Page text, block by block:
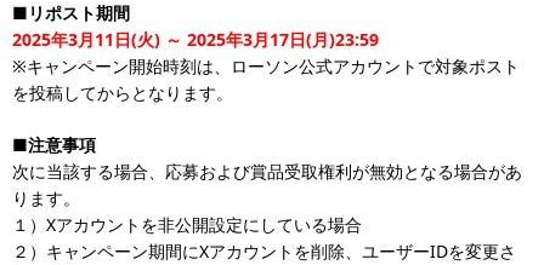
■リポスト期間
2025年3月11日(火) ～ 2025年3月17日(月)23:59
※キャンペーン開始時刻は、ローソン公式アカウントで対象ポスト
を投稿してからとなります。
■注意事項
次に当該する場合、応募および賞品受取権利が無効となる場合があ
ります。
１）Xアカウントを非公開設定にしている場合
２）キャンペーン期間にXアカウントを削除、ユーザーIDを変更さ